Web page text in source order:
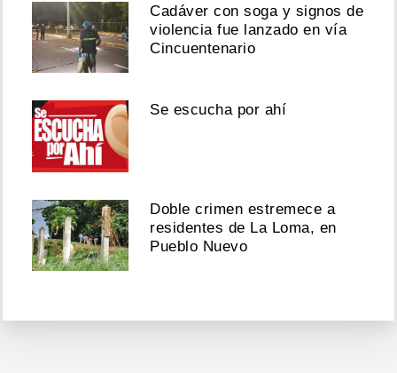
Cadáver con soga y signos de
violencia fue lanzado en vía
Cincuentenario
Se escucha por ahí
Doble crimen estremece a
residentes de La Loma, en
Pueblo Nuevo